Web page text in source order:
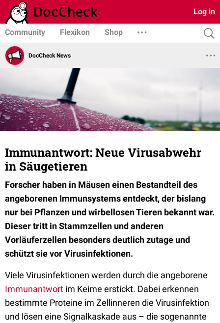
Log in
Community Flexikon Shop
DocCheck News
Immunantwort: Neue Virusabwehr
in Säugetieren
Forscher haben in Mäusen einen Bestandteil des
angeborenen Immunsystems entdeckt, der bislang
nur bei Pflanzen und wirbellosen Tieren bekannt war.
Dieser tritt in Stammzellen und anderen
Vorläuferzellen besonders deutlich zutage und
schützt sie vor Virusinfektionen.
Viele Virusinfektionen werden durch die angeborene
Immunantwort im Keime erstickt. Dabei erkennen
bestimmte Proteine im Zellinneren die Virusinfektion
und lösen eine Signalkaskade aus – die sogenannte